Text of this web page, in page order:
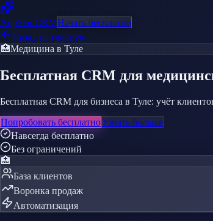
AppStarCRMНачать бесплатно
Назад на главную
🏥Медицина в Туле
Бесплатная CRM для
Бесплатная CRM для бизнеса в Туле: учёт
Попробовать бесплатноУзнать больше
Навсегда бесплатно
Без ограничений
🏥
База клиентов
Воронка продаж
Автоматизация